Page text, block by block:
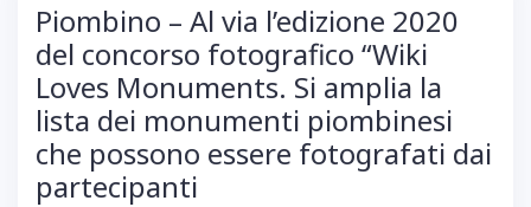
Piombino – Al via l’edizione 2020
del concorso fotografico “Wiki
Loves Monuments. Si amplia la
lista dei monumenti piombinesi
che possono essere fotografati dai
partecipanti